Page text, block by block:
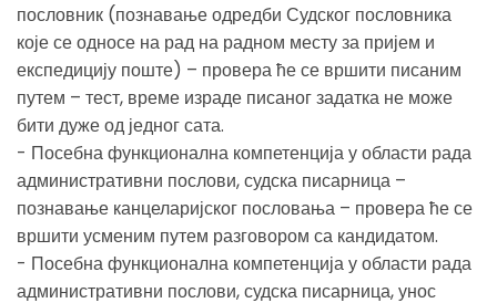
пословник (познавање одредби Судског пословника
које се односе на рад на радном месту за пријем и
експедицију поште) – провера ће се вршити писаним
путем – тест, време израде писаног задатка не може
бити дуже од једног сата.
- Посебна функционална компетенција у области рада
административни послови, судска писарница –
познавање канцеларијског пословања – провера ће се
вршити усменим путем разговором са кандидатом.
- Посебна функционална компетенција у области рада
административни послови, судска писарница, унос